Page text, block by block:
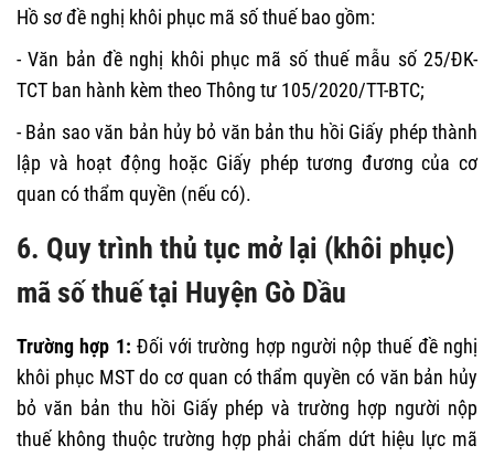
Hồ sơ đề nghị khôi phục mã số thuế bao gồm:
- Văn bản đề nghị khôi phục mã số thuế mẫu số 25/ĐK-
TCT ban hành kèm theo Thông tư 105/2020/TT-BTC;
- Bản sao văn bản hủy bỏ văn bản thu hồi Giấy phép thành
lập và hoạt động hoặc Giấy phép tương đương của cơ
quan có thẩm quyền (nếu có).
6. Quy trình thủ tục mở lại (khôi phục)
mã số thuế tại Huyện Gò Dầu
Trường hợp 1: Đối với trường hợp người nộp thuế đề nghị
khôi phục MST do cơ quan có thẩm quyền có văn bản hủy
bỏ văn bản thu hồi Giấy phép và trường hợp người nộp
thuế không thuộc trường hợp phải chấm dứt hiệu lực mã